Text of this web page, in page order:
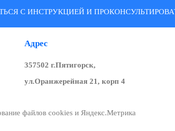
С ИНСТРУКЦИЕЙ И
Адрес
357502 г.Пятигорск,
ул.Оранжерейная 21, корп 4
файлов cookies и Яндекс.Метрика